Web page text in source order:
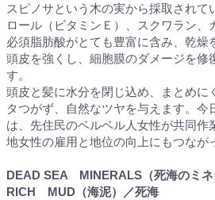
スピノサという木の実から採取されて
ロール（ビタミンＥ）、スクワラン、
必須脂肪酸がとても豊富に含み、乾燥
頭皮を強くし、細胞膜のダメージを修
す。
頭皮と髪に水分を閉じ込め、まとめに
タつがず、自然なツヤを与えます。今
は、先住民のベルベル人女性が共同作
地女性の雇用と地位の向上にもつなが
DEAD SEA MINERALS（死海のミ
RICH MUD（海泥）／死海